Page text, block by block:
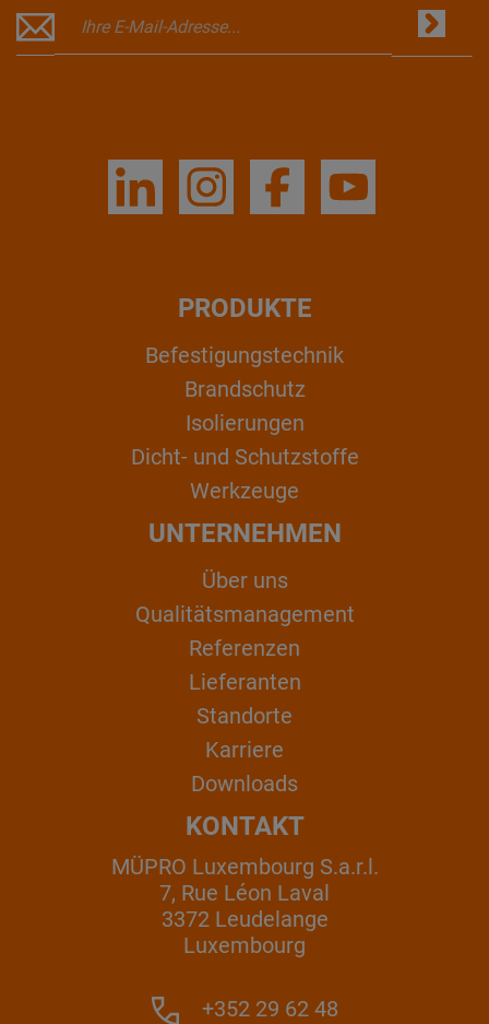
PRODUKTE
Befestigungstechnik
Brandschutz
Isolierungen
Dicht- und Schutzstoffe
Werkzeuge
UNTERNEHMEN
Über uns
Qualitätsmanagement
Referenzen
Lieferanten
Standorte
Karriere
Downloads
KONTAKT
MÜPRO Luxembourg S.a.r.l.
7, Rue Léon Laval
3372 Leudelange
Luxembourg
+352 29 62 48